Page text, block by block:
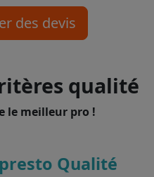
des devis
qualité
le meilleur pro !
Qualité